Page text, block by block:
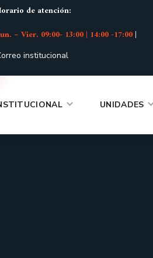
de atención:
– Vier. 09:00- 13:00 | 14:00 -17:00|
institucional
UNIDADES